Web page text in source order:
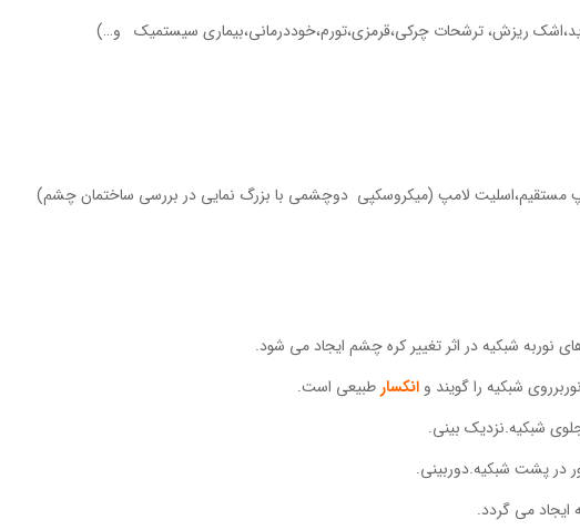
ریزش، ترشحات چرکی،قرمزی،تورم،خوددرمانی،بیماری سیستمیک و…)
مستقیم،اسلیت لامپ (میکروسکپی دوچشمی با بزرگ نمایی در بررسی ساختمان چشم)
نوربه شبکیه در اثر تغییر کره چشم ایجاد می شود.
شبکیه را گویند و انکسار طبیعی است.
شبکیه.نزدیک بینی.
در پشت شبکیه.دوربینی.
ایجاد می گردد.